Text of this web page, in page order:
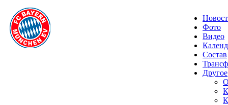
Фото
Видео
Состав
Другое